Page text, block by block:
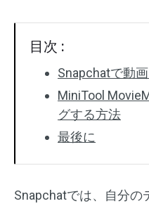
透かしなし
目次 :
Snapchatで動
MiniTool
グする方法
最後に
Snapchatでは、自分の